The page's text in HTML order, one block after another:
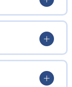
の自立指導
ことで、子ど
向け